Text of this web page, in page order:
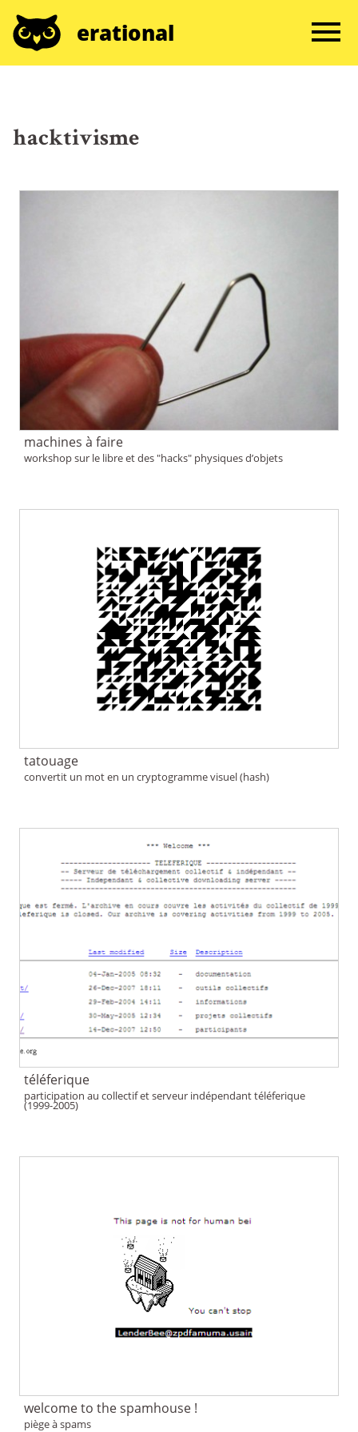
erational
hacktivisme
machines à faire
workshop sur le libre et des "hacks" physiques d’objets
tatouage
convertit un mot en un cryptogramme visuel (hash)
téléferique
participation au collectif et serveur indépendant téléferique
(1999-2005)
welcome to the spamhouse !
piège à spams